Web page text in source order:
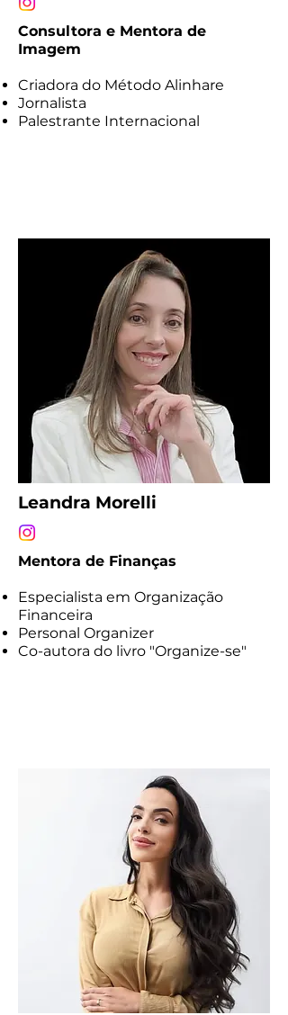
Consultora e Mentora de
Imagem
Criadora do Método Alinhare
Jornalista
Palestrante Internacional
Leandra Morelli
Mentora de Finanças
Especialista em Organização
Financeira
Personal Organizer
Co-autora do livro "Organize-se"